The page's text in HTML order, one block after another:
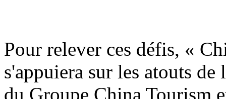
Pour relever ces défis, «
s'appuiera sur les atouts
du Groupe China Tourism